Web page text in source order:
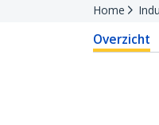
Home
Overzicht